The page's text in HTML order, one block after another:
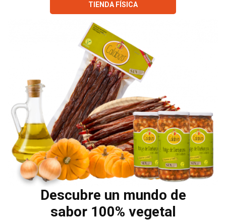
TIENDA FÍSICA
Descubre un mundo de
sabor 100% vegetal